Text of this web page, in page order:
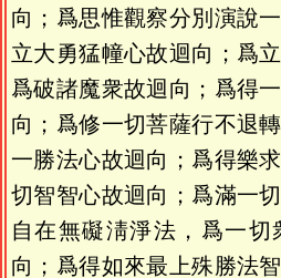
向；爲思惟觀察分別演說
立大勇猛幢心故迴向；爲
爲破諸魔衆故迴向；爲得
向；爲修一切菩薩行不退
一勝法心故迴向；爲得樂
切智智心故迴向；爲滿一
自在無礙淸淨法，爲一切
向；爲得如來最上殊勝法